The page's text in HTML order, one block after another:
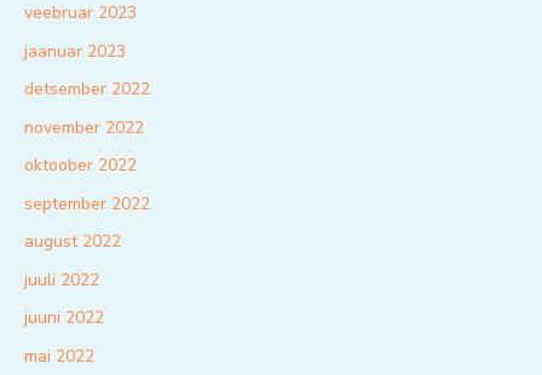
veebruar 2023
jaanuar 2023
detsember 2022
november 2022
oktoober 2022
september 2022
august 2022
juuli 2022
juuni 2022
mai 2022